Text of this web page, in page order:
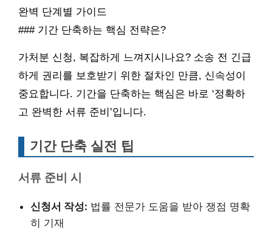
완벽 단계별 가이드
### 기간 단축하는 핵심 전략은?
가처분 신청, 복잡하게 느껴지시나요? 소송 전 긴급
하게 권리를 보호받기 위한 절차인 만큼, 신속성이
중요합니다. 기간을 단축하는 핵심은 바로 ‘정확하
고 완벽한 서류 준비’입니다.
기간 단축 실전 팁
서류 준비 시
신청서 작성: 법률 전문가 도움을 받아 쟁점 명확
히 기재